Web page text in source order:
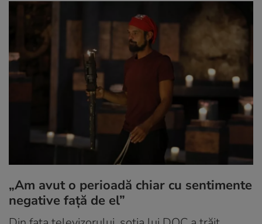
„Am avut o perioadă chiar cu sentimente
negative față de el”